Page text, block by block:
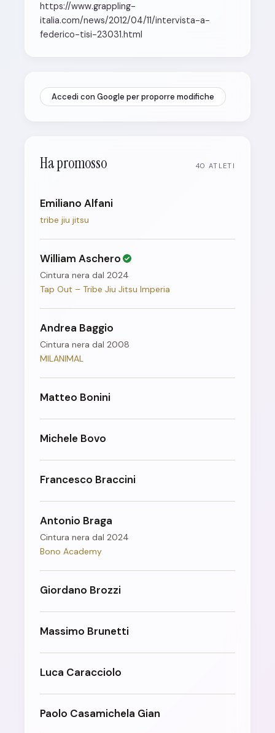
https://www.grappling-
italia.com/news/2012/04/11/intervista-a-
federico-tisi-23031.html
Accedi con Google per proporre modifiche
Ha promosso 40 ATLETI
Emiliano Alfani
tribe jiu jitsu
William Aschero
Cintura nera dal 2024
Tap Out – Tribe Jiu Jitsu Imperia
Andrea Baggio
Cintura nera dal 2008
MILANIMAL
Matteo Bonini
Michele Bovo
Francesco Braccini
Antonio Braga
Cintura nera dal 2024
Bono Academy
Giordano Brozzi
Massimo Brunetti
Luca Caracciolo
Paolo Casamichela Gian